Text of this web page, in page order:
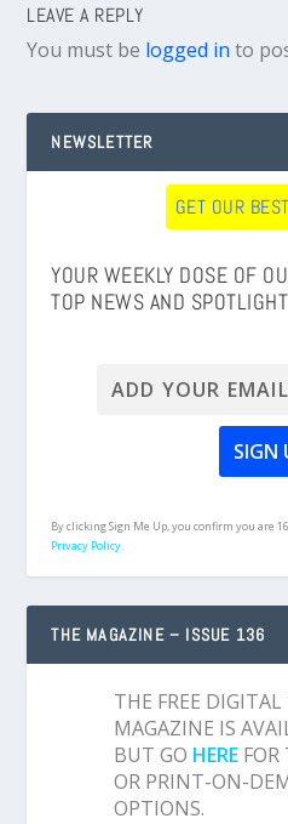
LEAVE A REPLY
You must be logged in to
NEWSLETTER
GET OUR
YOUR WEEKLY DOSE OF
TOP NEWS AND
By clicking Sign Me Up, you confirm you are
Privacy Policy.
THE MAGAZINE – ISSUE 136
THE FREE
MAGAZINE IS
BUT GO HERE FOR
OR PRINT-ON-
OPTIONS.